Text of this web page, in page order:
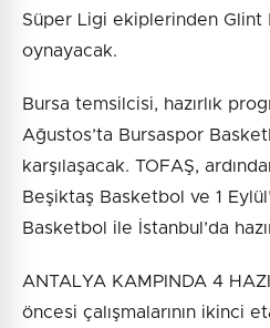
Süper Ligi ekiplerinden Glint
oynayacak.
Bursa temsilcisi, hazırlık
Ağustos’ta Bursaspor
karşılaşacak. TOFAŞ,
Beşiktaş Basketbol ve 1
Basketbol ile İstanbul’da
ANTALYA KAMPINDA 4
öncesi çalışmalarının ikinci